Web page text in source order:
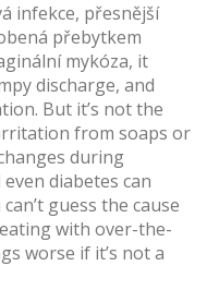
infekce, přesnější
přebytkem
mykóza, it
discharge, and
But it’s not the
from soaps or
during
diabetes can
guess the cause
with over-the-
worse if it’s not a